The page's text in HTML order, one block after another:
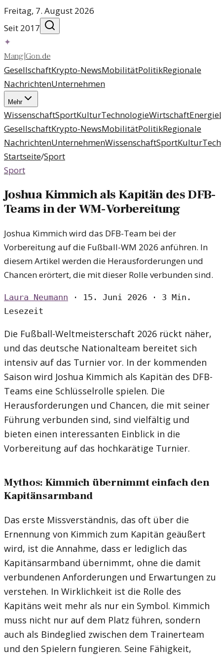
Freitag, 7. August 2026
Seit 2017
✦
Mang|Gon.de
GesellschaftKrypto-NewsMobilitätPolitikRegionale
NachrichtenUnternehmen
Mehr
WissenschaftSportKulturTechnologieWirtschaftEnergie
GesellschaftKrypto-NewsMobilitätPolitikRegionale
NachrichtenUnternehmenWissenschaftSportKultur
Startseite/Sport
Sport
Joshua Kimmich als Kapitän des DFB-
Teams in der WM-Vorbereitung
Joshua Kimmich wird das DFB-Team bei der
Vorbereitung auf die Fußball-WM 2026 anführen. In
diesem Artikel werden die Herausforderungen und
Chancen erörtert, die mit dieser Rolle verbunden sind.
Laura Neumann · 15. Juni 2026 · 3 Min.
Lesezeit
Die Fußball-Weltmeisterschaft 2026 rückt näher,
und das deutsche Nationalteam bereitet sich
intensiv auf das Turnier vor. In der kommenden
Saison wird Joshua Kimmich als Kapitän des DFB-
Teams eine Schlüsselrolle spielen. Die
Herausforderungen und Chancen, die mit seiner
Führung verbunden sind, sind vielfältig und
bieten einen interessanten Einblick in die
Vorbereitung auf das hochkarätige Turnier.
Mythos: Kimmich übernimmt einfach den
Kapitänsarmband
Das erste Missverständnis, das oft über die
Ernennung von Kimmich zum Kapitän geäußert
wird, ist die Annahme, dass er lediglich das
Kapitänsarmband übernimmt, ohne die damit
verbundenen Anforderungen und Erwartungen zu
verstehen. In Wirklichkeit ist die Rolle des
Kapitäns weit mehr als nur ein Symbol. Kimmich
muss nicht nur auf dem Platz führen, sondern
auch als Bindeglied zwischen dem Trainerteam
und den Spielern fungieren. Seine Fähigkeit,